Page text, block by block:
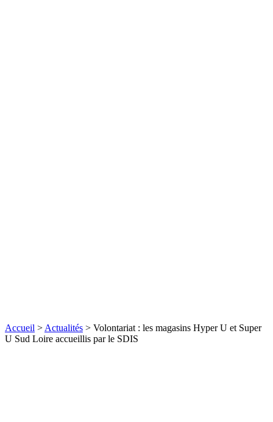
Accueil > Actualités > Volontariat : les magasins Hyper U et Super
U Sud Loire accueillis par le SDIS